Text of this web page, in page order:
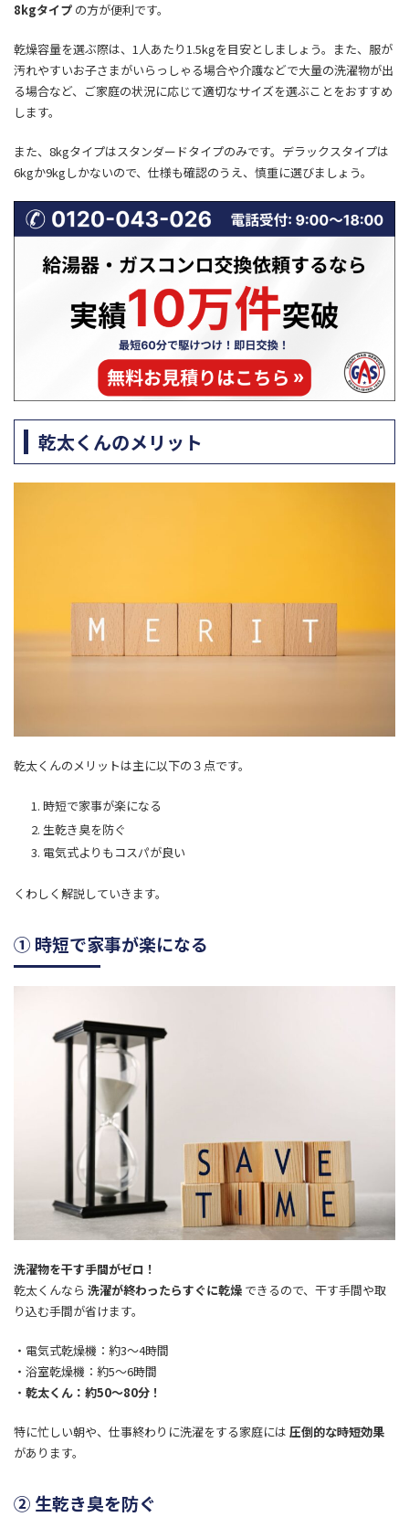
8kgタイプ の方が便利です。
乾燥容量を選ぶ際は、1人あたり1.5kgを目安としましょう。 また、服が
汚れやすいお子さまがいらっしゃる場合や介護などで大量の洗濯物が出
る場合など、ご家庭の状況に応じて適切なサイズを選ぶことをおすすめ
します。
また、8kgタイプはスタンダードタイプのみです。デラックスタイプは
6kgか9kgしかないので、仕様も確認のうえ、慎重に選びましょう。
乾太くんのメリット
乾太くんのメリットは主に以下の３点です。
時短で家事が楽になる
生乾き臭を防ぐ
電気式よりもコスパが良い
くわしく解説していきます。
① 時短で家事が楽になる
洗濯物を干す手間がゼロ！
乾太くんなら 洗濯が終わったらすぐに乾燥 できるので、干す手間や取
り込む手間が省けます。
・電気式乾燥機：約3～4時間
・浴室乾燥機：約5～6時間
・ 乾太くん：約50～80分！
特に忙しい朝や、仕事終わりに洗濯をする家庭には 圧倒的な時短効果
があります。
② 生乾き臭を防ぐ